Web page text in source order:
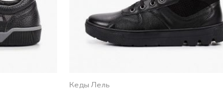
Кеды Лель